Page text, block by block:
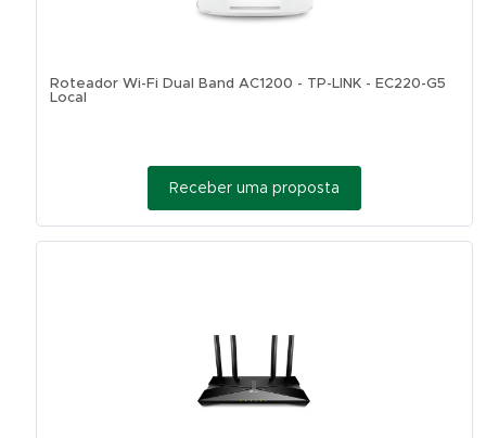
Roteador Wi-Fi Dual Band AC1200 - TP-LINK - EC220-G5
Local
Receber uma proposta